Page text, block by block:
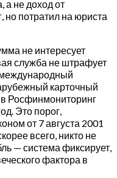
а не доход от
но потратил на юриста
не интересует
служба не штрафует
карточный
в Росфинмониторинг
Это порог,
от 7 августа 2001
всего, никто не
— система фиксирует,
фактора в